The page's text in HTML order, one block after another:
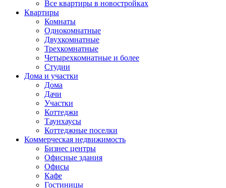
Все квартиры в новостройках
Квартиры
Комнаты
Однокомнатные
Двухкомнатные
Трехкомнатные
Четырехкомнатные и более
Студии
Дома и участки
Дома
Дачи
Участки
Коттеджи
Таунхаусы
Коттеджные поселки
Коммерческая недвижимость
Бизнес центры
Офисные здания
Офисы
Кафе
Гостиницы